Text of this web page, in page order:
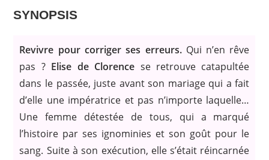
SYNOPSIS
Revivre pour corriger ses erreurs.Qui n’en rêve
pas ? Elise de Clorence se retrouve catapultée
dans le passée, juste avant son mariage qui a fait
d’elle une impératrice et pas n’importe laquelle…
Une femme détestée de tous, qui a marqué
l’histoire par ses ignominies et son goût pour le
sang. Suite à son exécution, elle s’était réincarnée